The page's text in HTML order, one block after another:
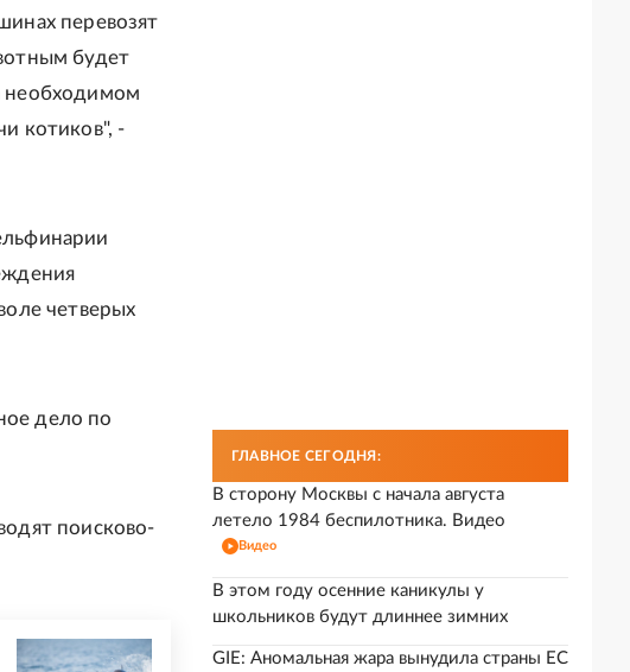
перевозят
будет
необходимом
котиков", -
четверых
дело по
поисково-
ГЛАВНОЕ СЕГОДНЯ:
В сторону Москвы с начала августа
летело 1984 беспилотника. Видео
Видео
В этом году осенние каникулы у
школьников будут длиннее зимних
GIE: Аномальная жара вынудила страны ЕС